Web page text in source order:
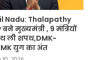
Nadu: Thalapathy
मुख्यमंत्री , 9 मंत्रियों
ली शपथ,DMK-
युग का अंत